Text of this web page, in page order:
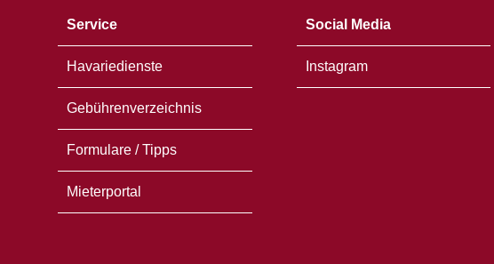
Service
Havariedienste
Gebührenverzeichnis
Formulare / Tipps
Mieterportal
Social Media
Instagram